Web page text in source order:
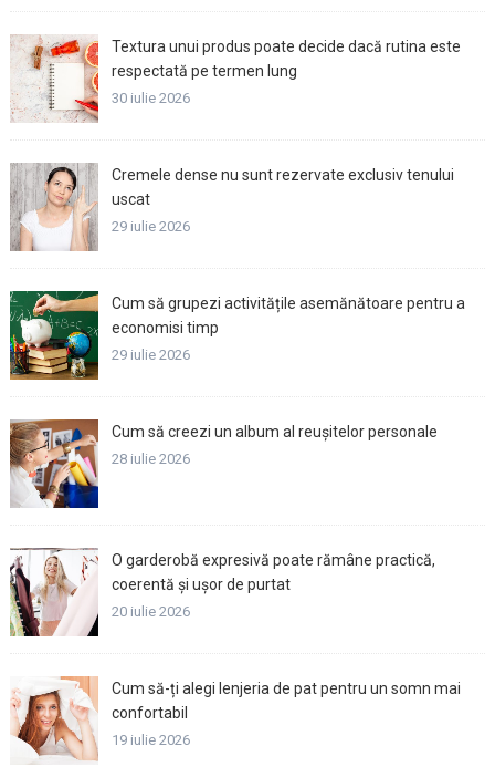
Textura unui produs poate decide dacă rutina este
respectată pe termen lung
30 iulie 2026
Cremele dense nu sunt rezervate exclusiv tenului
uscat
29 iulie 2026
Cum să grupezi activitățile asemănătoare pentru a
economisi timp
29 iulie 2026
Cum să creezi un album al reușitelor personale
28 iulie 2026
O garderobă expresivă poate rămâne practică,
coerentă și ușor de purtat
20 iulie 2026
Cum să-ți alegi lenjeria de pat pentru un somn mai
confortabil
19 iulie 2026